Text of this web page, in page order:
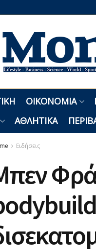
ΟΙΚΟΝΟΜΊΑ
ΑΘΛΗΤΙΚΆ
Ειδήσεις